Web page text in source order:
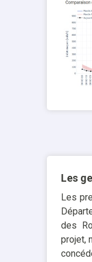
Les
Les
des
projet,